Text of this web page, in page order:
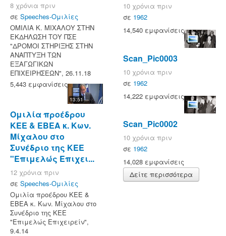
8 χρόνια πριν
σε Speeches-Ομιλίες
ΟΜΙΛΙΑ Κ. ΜΙΧΑΛΟΥ ΣΤΗΝ
ΕΚΔΗΛΩΣΗ ΤΟΥ ΠΣΕ
"ΔΡΟΜΟΙ ΣΤΗΡΙΞΗΣ ΣΤΗΝ
ΑΝΑΠΤΥΞΗ ΤΩΝ
ΕΞΑΓΩΓΙΚΩΝ
ΕΠΙΧΕΙΡΗΣΕΩΝ", 26.11.18
5,443 εμφανίσεις
13:51
Ομιλία προέδρου
ΚΕΕ & ΕΒΕΑ κ. Κων.
Μίχαλου στο
Συνέδριο της ΚΕΕ
"Επιμελώς Επιχει...
12 χρόνια πριν
σε Speeches-Ομιλίες
Ομιλία προέδρου ΚΕΕ &
ΕΒΕΑ κ. Κων. Μίχαλου στο
Συνέδριο της ΚΕΕ
"Επιμελώς Επιχειρείν",
9.4.14
10 χρόνια πριν
σε 1962
14,540 εμφανίσεις
Scan_Pic0003
10 χρόνια πριν
σε 1962
14,222 εμφανίσεις
Scan_Pic0002
10 χρόνια πριν
σε 1962
14,028 εμφανίσεις
Δείτε περισσότερα